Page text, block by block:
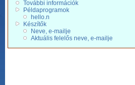
További információk
Példaprogramok
hello.n
Készítők
Neve, e-mailje
Aktuális felelős neve, e-mailje